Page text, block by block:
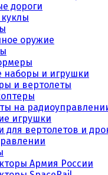
дороги
оружие
наборы и игрушки
и вертолеты
на
игрушки
для вертолетов и
Армия России